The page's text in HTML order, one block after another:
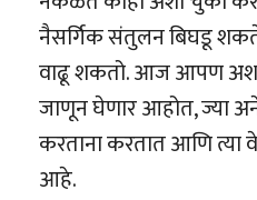
नैसर्गिक संतुलन बिघडू
वाढू शकतो. आज आपण अशा
जाणून घेणार आहोत, ज्या
करताना करतात आणि त्या
आहे.